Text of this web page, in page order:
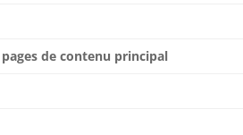
de contenu principal